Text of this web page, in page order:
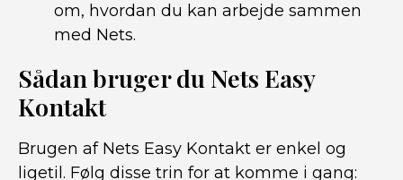
om, hvordan du kan arbejde sammen
med Nets.
Sådan bruger du Nets Easy
Kontakt
Brugen af Nets Easy Kontakt er enkel og
ligetil. Følg disse trin for at komme i gang: